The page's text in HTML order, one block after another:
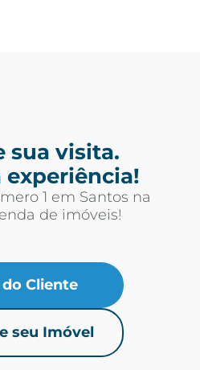
sua visita.
experiência!
1 em Santos na
de imóveis!
Cliente
seu Imóvel